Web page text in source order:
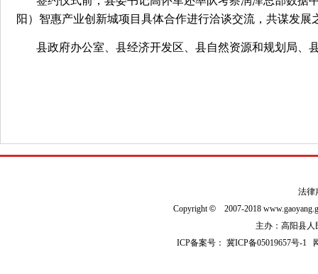
阳）智惠产业创新城项目具体合作进行洽谈交流，共谋发展
县政府办公室、县经济开发区、县自然资源和规划局、
法律
Copyright© 2007-2018
主办：高阳县人
ICP备案号：冀ICP备05019657号-1